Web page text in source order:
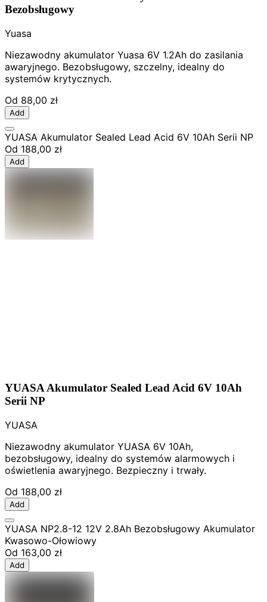
Bezobsługowy
Yuasa
Niezawodny akumulator Yuasa 6V 1.2Ah do zasilania
awaryjnego. Bezobsługowy, szczelny, idealny do
systemów krytycznych.
Od 88,00 zł
Add
YUASA Akumulator Sealed Lead Acid 6V 10Ah Serii NP
Od 188,00 zł
Add
YUASA Akumulator Sealed Lead Acid 6V 10Ah
Serii NP
YUASA
Niezawodny akumulator YUASA 6V 10Ah,
bezobsługowy, idealny do systemów alarmowych i
oświetlenia awaryjnego. Bezpieczny i trwały.
Od 188,00 zł
Add
YUASA NP2.8-12 12V 2.8Ah Bezobsługowy Akumulator
Kwasowo-Ołowiowy
Od 163,00 zł
Add